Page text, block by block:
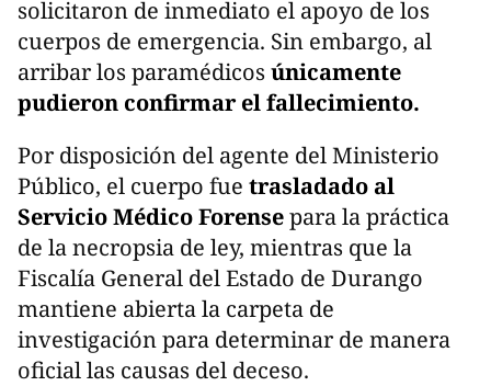
solicitaron de inmediato el apoyo de los
cuerpos de emergencia. Sin embargo, al
arribar los paramédicos únicamente
pudieron confirmar el fallecimiento.
Por disposición del agente del Ministerio
Público, el cuerpo fue trasladado al
Servicio Médico Forensepara la práctica
de la necropsia de ley, mientras que la
Fiscalía General del Estado de Durango
mantiene abierta la carpeta de
investigación para determinar de manera
oficial las causas del deceso.